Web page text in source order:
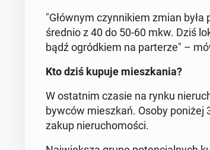
"Głównym czyn­ni­kiem zmian
średnio z 40 do 50-60 mkw. Dziś
bądź ogród­kiem na par­te­rze" –
Kto dziś kupuje miesz­ka­nia?
W ostat­nim czasie na rynku
byw­ców miesz­kań. Osoby poniżej
zakup nie­ru­cho­mo­ści.